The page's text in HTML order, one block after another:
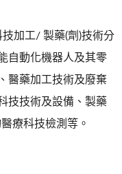
加工/ 製藥(劑)技術分
自動化機器人及其零
醫藥加工技術及廢棄
技技術及設備、製藥
療科技檢測等。